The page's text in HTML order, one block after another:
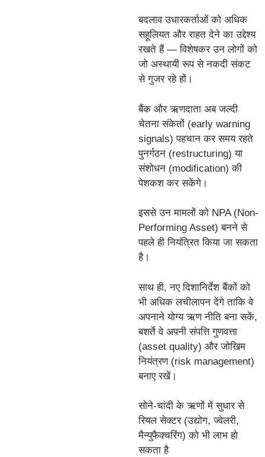
बदलाव उधारकर्ताओं को अधिक
सहूलियत और राहत देने का उद्देश्य
रखते हैं — विशेषकर उन लोगों को
जो अस्थायी रूप से नकदी संकट
से गुजर रहे हों।
बैंक और ऋणदाता अब जल्दी
चेतना संकेतों (early warning
signals) पहचान कर समय रहते
पुनर्गठन (restructuring) या
संशोधन (modification) की
पेशकश कर सकेंगे।
इससे उन मामलों को NPA (Non-
Performing Asset) बनने से
पहले ही नियंत्रित किया जा सकता
है।
साथ ही, नए दिशानिर्देश बैंकों को
भी अधिक लचीलापन देंगे ताकि वे
अपनाने योग्य ऋण नीति बना सकें,
बशर्ते वे अपनी संपत्ति गुणवत्ता
(asset quality) और जोखिम
नियंत्रण (risk management)
बनाए रखें।
सोने-चांदी के ऋणों में सुधार से
रियल सेक्टर (उद्योग, ज्वेलरी,
मैन्युफैक्चरिंग) को भी लाभ हो
सकता है